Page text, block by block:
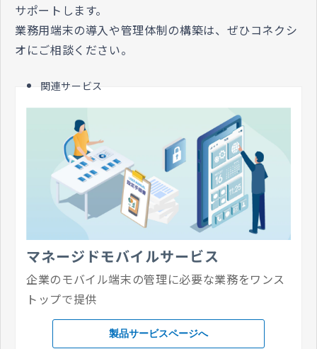
サポートします。
業務用端末の導入や管理体制の構築は、ぜひコネクシ
オにご相談ください。
関連サービス
マネージドモバイルサービス
企業のモバイル端末の管理に必要な業務を​ワンス
トップで提供
製品サービスページへ​